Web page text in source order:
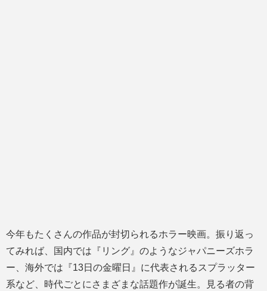
今年もたくさんの作品が封切られるホラー映画。振り返っ
てみれば、国内では『リング』のようなジャパニーズホラ
ー、海外では『13日の金曜日』に代表されるスプラッター
系など、時代ごとにさまざまな話題作が誕生。見る者の背